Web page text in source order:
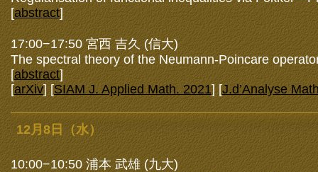
[abstract]
17:00−17:50 宮西 吉久 (信大)
The spectral theory of the Neumann-Poincare
[abstract]
[arXiv] [SIAM J. Applied Math. 2021] [J.d’Analyse
12月8日（水）
10:00−10:50 浦本 武雄 (九大)